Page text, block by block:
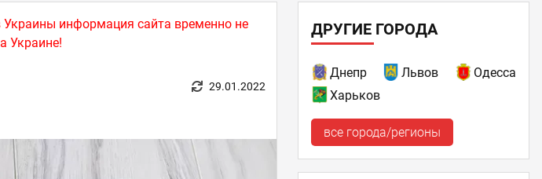
Украины информация сайта временно не
Украине!
29.01.2022
ДРУГИЕ ГОРОДА
Днепр Львов
Одесса
Харьков
все города/регионы